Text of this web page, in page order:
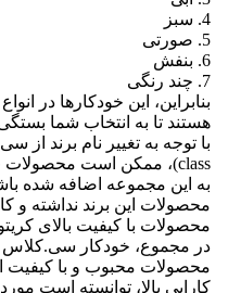
4. سبز
5. صورتی
6. بنفش
7. چند رنگی
بنابراین، این خودکارها در
هستند تا به انتخاب شما
به این مجموعه اضافه شده
محصولات این برند نداشته و
محصولات با کیفیت بالای
محصولات محبوب و با کیفیت
کارایی بالا، توانسته است